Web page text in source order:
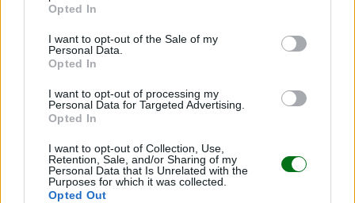
Opted In
I want to opt-out of the Sale of my
Personal Data.
Opted In
I want to opt-out of processing my
Personal Data for Targeted Advertising.
Opted In
I want to opt-out of Collection, Use,
Retention, Sale, and/or Sharing of my
Personal Data that Is Unrelated with the
Purposes for which it was collected.
Opted Out
Hablar al bebé en dos idiomas desde el
nacimiento: ¿le beneficia o lo confunde?
"No entendía que era mi hijo": despertó del coma
sin recordar que había dado a luz. ¿Qué pasó?
LEER